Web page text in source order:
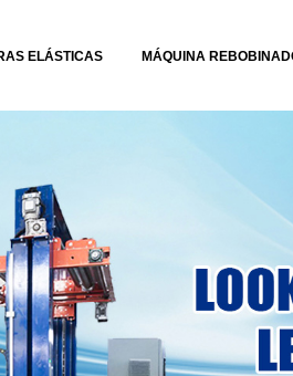
ELÁSTICAS MÁQUINA